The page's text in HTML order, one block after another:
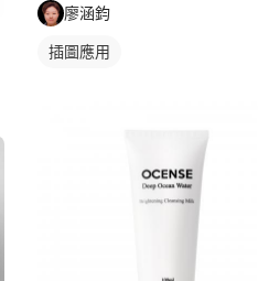
廖涵鈞
插圖應用